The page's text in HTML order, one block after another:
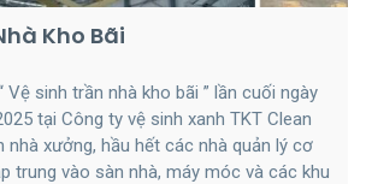
Kho Bãi
Vệ sinh trần nhà kho bãi ” lần cuối ngày
tại Công ty vệ sinh xanh TKT Clean
nhà xưởng, hầu hết các nhà quản lý cơ
trung vào sàn nhà, máy móc và các khu